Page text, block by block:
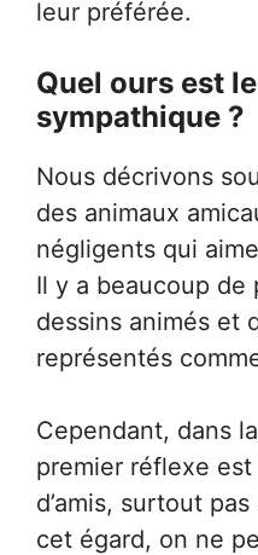
leur préférée.
Quel ours est
sympathique ?
Nous décrivons
des animaux
négligents qui
Il y a beaucoup de
dessins animés et
représentés
Cependant, dans
premier réflexe
d’amis, surtout
cet égard, on ne